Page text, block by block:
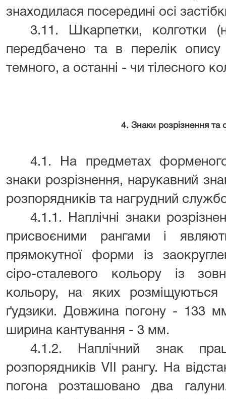
знаходилася посередині осі
3.11. Шкарпетки, колготки
передбачено та в перелік
темного, а останні - чи тілесного
4. Знаки розрізнення та
4.1. На предметах форменого
знаки розрізнення, нарукавний
розпорядників та нагрудний
4.1.1. Наплічні знаки
присвоєними рангами і
прямокутної форми із
сіро-сталевого кольору із
кольору, на яких розміщуються
ґудзики. Довжина погону - 133
ширина кантування - 3 мм.
4.1.2. Наплічний знак
розпорядників VII рангу. На
погона розташовано два